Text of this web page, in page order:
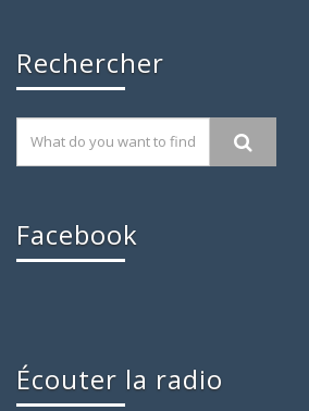
Rechercher
Facebook
Écouter la radio